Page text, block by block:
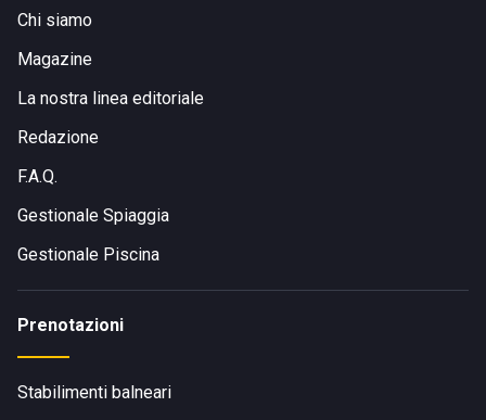
Chi siamo
Magazine
La nostra linea editoriale
Redazione
F.A.Q.
Gestionale Spiaggia
Gestionale Piscina
Prenotazioni
Stabilimenti balneari